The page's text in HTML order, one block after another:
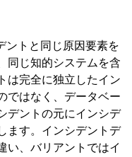
ントと同じ原因要素を
同じ知的システムを含
は完全に独立したイン
ではなく、データベー
デントの元にインシデ
ます。インシデントデ
い、バリアントではイ